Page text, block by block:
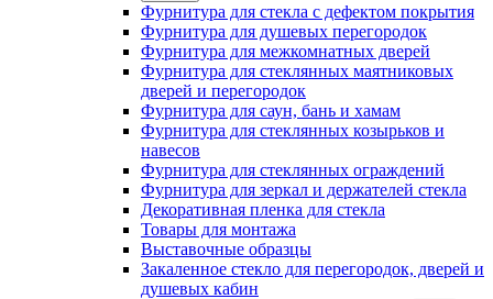
Фурнитура для стекла с дефектом покрытия
Фурнитура для душевых перегородок
Фурнитура для межкомнатных дверей
Фурнитура для стеклянных маятниковых
дверей и перегородок
Фурнитура для саун, бань и хамам
Фурнитура для стеклянных козырьков и
навесов
Фурнитура для стеклянных ограждений
Фурнитура для зеркал и держателей стекла
Декоративная пленка для стекла
Товары для монтажа
Выставочные образцы
Закаленное стекло для перегородок, дверей и
душевых кабин